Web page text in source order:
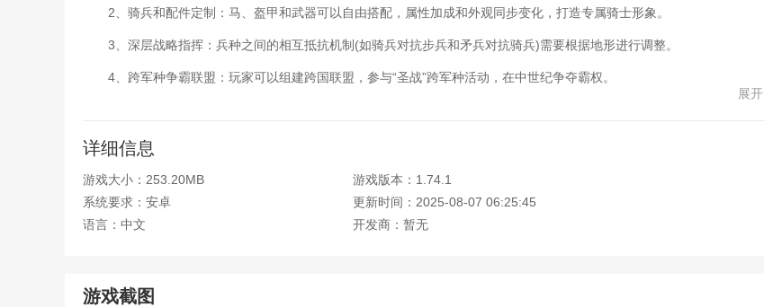
2、骑兵和配件定制：马、盔甲和武器可以自由搭配，属性加成和外观同步变化，打造专属骑士形象。
3、深层战略指挥：兵种之间的相互抵抗机制(如骑兵对抗步兵和矛兵对抗骑兵)需要根据地形进行调整。
4、跨军种争霸联盟：玩家可以组建跨国联盟，参与“圣战”跨军种活动，在中世纪争夺霸权。
1、真实的战场氛围：中世纪战场音效、士兵的喊声和杀戮声、武器碰撞声得到高度还原，粒子特效用于增强沉浸感。
2、低门槛高上限：操作简化为“轮盘移动+技能释放”，但需要深入研究高阶战术(如“迂回”和“伏击战术”)。
3、持续内容更新：开发团队承诺定期推出新地图和新武器，如“蒙古骑兵”和“哥特重步兵”。
展开
详细信息
游戏大小：253.20MB
游戏版本：1.74.1
系统要求：安卓
更新时间：2025-08-07 06:25:45
语言：中文
开发商：暂无
游戏截图